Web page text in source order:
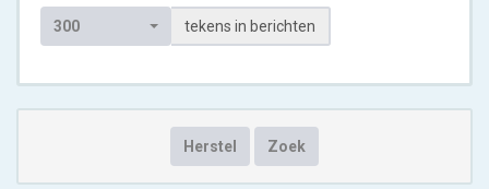
300 tekens in berichten
Herstel Zoek